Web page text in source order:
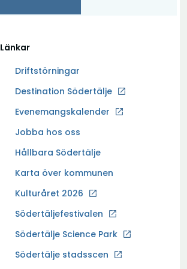
Länkar
Driftstörningar
Destination Södertälje
Ö
p
n
a
y
t
f
ö
Evenemangskalender
Jobba hos oss
Ö
p
n
a
y
t
Hållbara Södertälje
Karta över kommunen
Kulturåret 2026
Södertäljefestivalen
Södertälje Science Park
Ö
p
Södertälje stadsscen